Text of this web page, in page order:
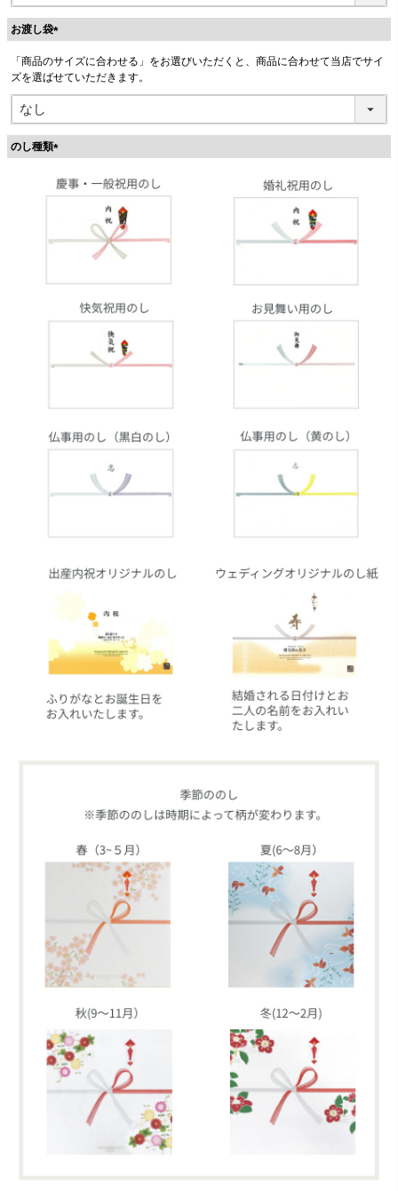
お渡し袋
必
須
)
「商品のサイズに合わせる」をお選びいただくと、商品に合わせて当店でサイ
ズを選ばせていただきます。
のし種類
必
須